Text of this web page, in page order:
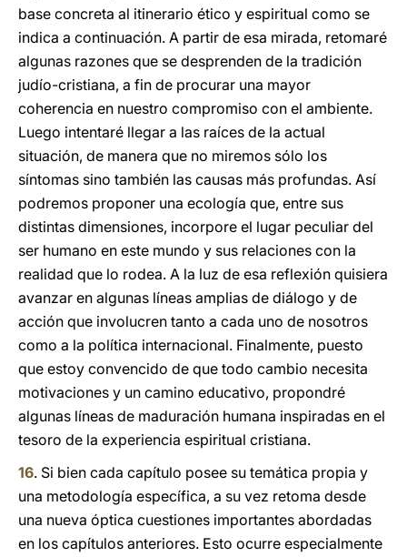
base concreta al itinerario ético y espiritual como se
indica a continuación. A partir de esa mirada, retomaré
algunas razones que se desprenden de la tradición
judío-cristiana, a fin de procurar una mayor
coherencia en nuestro compromiso con el ambiente.
Luego intentaré llegar a las raíces de la actual
situación, de manera que no miremos sólo los
síntomas sino también las causas más profundas. Así
podremos proponer una ecología que, entre sus
distintas dimensiones, incorpore el lugar peculiar del
ser humano en este mundo y sus relaciones con la
realidad que lo rodea. A la luz de esa reflexión quisiera
avanzar en algunas líneas amplias de diálogo y de
acción que involucren tanto a cada uno de nosotros
como a la política internacional. Finalmente, puesto
que estoy convencido de que todo cambio necesita
motivaciones y un camino educativo, propondré
algunas líneas de maduración humana inspiradas en el
tesoro de la experiencia espiritual cristiana.
16. Si bien cada capítulo posee su temática propia y
una metodología específica, a su vez retoma desde
una nueva óptica cuestiones importantes abordadas
en los capítulos anteriores. Esto ocurre especialmente